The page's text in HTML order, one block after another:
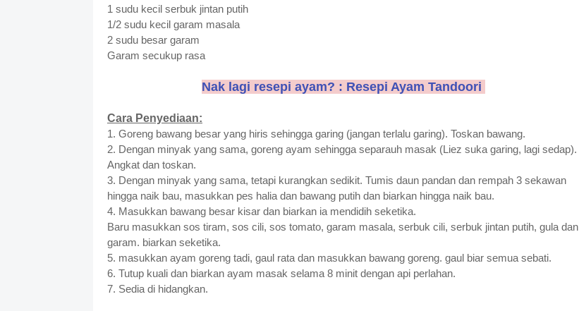
1 sudu kecil serbuk jintan putih
1/2 sudu kecil garam masala
2 sudu besar garam
Garam secukup rasa
Nak lagi resepi ayam? : Resepi Ayam Tandoori
Cara Penyediaan:
1. Goreng bawang besar yang hiris sehingga garing (jangan terlalu garing). Toskan bawang.
2. Dengan minyak yang sama, goreng ayam sehingga separauh masak (Liez suka garing, lagi sedap).
Angkat dan toskan.
3. Dengan minyak yang sama, tetapi kurangkan sedikit. Tumis daun pandan dan rempah 3 sekawan
hingga naik bau, masukkan pes halia dan bawang putih dan biarkan hingga naik bau.
4. Masukkan bawang besar kisar dan biarkan ia mendidih seketika.
Baru masukkan sos tiram, sos cili, sos tomato, garam masala, serbuk cili, serbuk jintan putih, gula dan
garam. biarkan seketika.
5. masukkan ayam goreng tadi, gaul rata dan masukkan bawang goreng. gaul biar semua sebati.
6. Tutup kuali dan biarkan ayam masak selama 8 minit dengan api perlahan.
7. Sedia di hidangkan.